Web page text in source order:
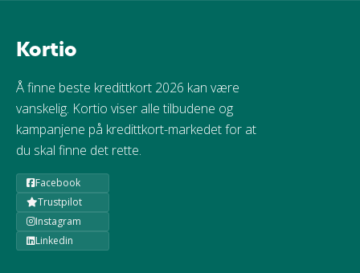
Kortio
Å finne beste kredittkort 2026 kan være
vanskelig. Kortio viser alle tilbudene og
kampanjene på kredittkort-markedet for at
du skal finne det rette.
Facebook
Trustpilot
Instagram
Linkedin